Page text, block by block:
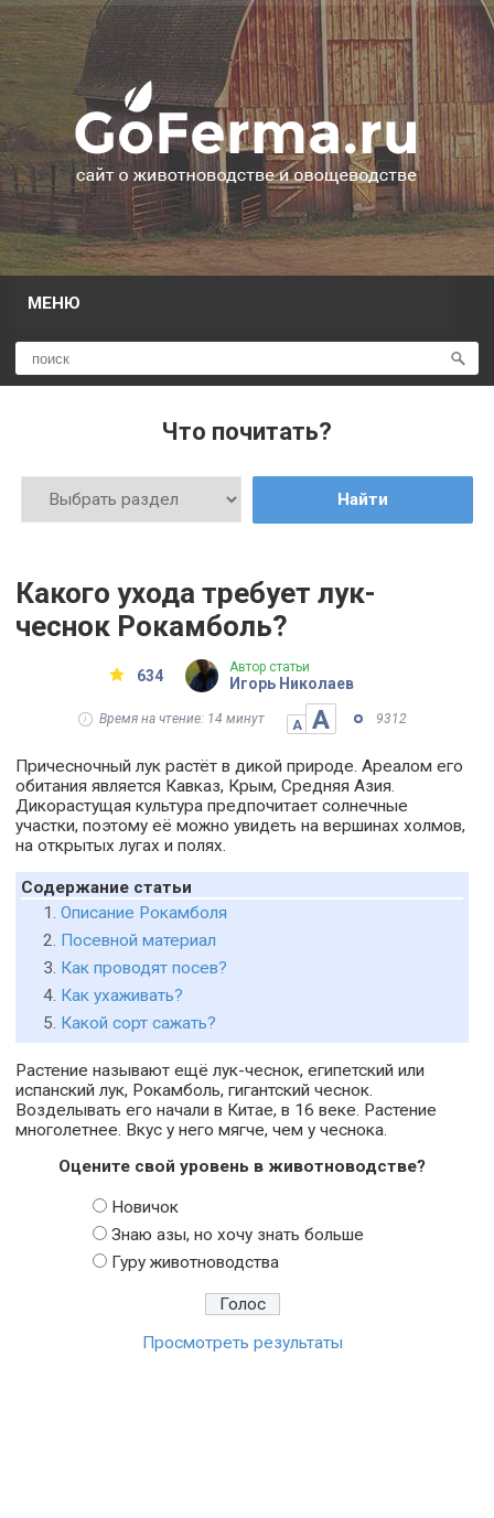
МЕНЮ
Что почитать?
Найти
Какого ухода требует лук-
чеснок Рокамболь?
634 Автор статьи
Игорь Николаев
Время на чтение: 14 минут А А 9312
Причесночный лук растёт в дикой природе. Ареалом его
обитания является Кавказ, Крым, Средняя Азия.
Дикорастущая культура предпочитает солнечные
участки, поэтому её можно увидеть на вершинах холмов,
на открытых лугах и полях.
Содержание статьи
Описание Рокамболя
Посевной материал
Как проводят посев?
Как ухаживать?
Какой сорт сажать?
Растение называют ещё лук-чеснок, египетский или
испанский лук, Рокамболь, гигантский чеснок.
Возделывать его начали в Китае, в 16 веке. Растение
многолетнее. Вкус у него мягче, чем у чеснока.
Оцените свой уровень в животноводстве?
Новичок
Знаю азы, но хочу знать больше
Гуру животноводства
Просмотреть результаты